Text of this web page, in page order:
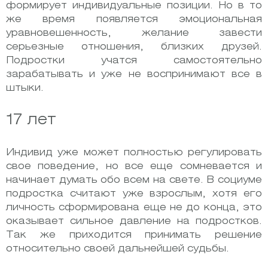
формирует индивидуальные позиции. Но в то
же время появляется эмоциональная
уравновешенность, желание завести
серьезные отношения, близких друзей.
Подростки учатся самостоятельно
зарабатывать и уже не воспринимают все в
штыки.
17 лет
Индивид уже может полностью регулировать
свое поведение, но все еще сомневается и
начинает думать обо всем на свете. В социуме
подростка считают уже взрослым, хотя его
личность сформирована еще не до конца, это
оказывает сильное давление на подростков.
Так же приходится принимать решение
относительно своей дальнейшей судьбы.